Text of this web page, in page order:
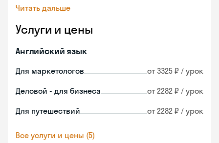
Читать дальше
Услуги и цены
Английский язык
Для маркетологов от 3325 ₽ / урок
Деловой - для бизнеса от 2282 ₽ / урок
Для путешествий от 2282 ₽ / урок
Все услуги и цены (5)